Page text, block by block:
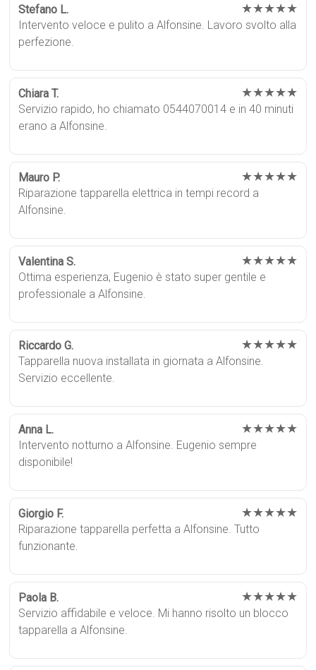
Stefano L. ★★★★★
Intervento veloce e pulito a Alfonsine. Lavoro svolto alla
perfezione.
Chiara T. ★★★★★
Servizio rapido, ho chiamato 0544070014 e in 40 minuti
erano a Alfonsine.
Mauro P. ★★★★★
Riparazione tapparella elettrica in tempi record a
Alfonsine.
Valentina S. ★★★★★
Ottima esperienza, Eugenio è stato super gentile e
professionale a Alfonsine.
Riccardo G. ★★★★★
Tapparella nuova installata in giornata a Alfonsine.
Servizio eccellente.
Anna L. ★★★★★
Intervento notturno a Alfonsine. Eugenio sempre
disponibile!
Giorgio F. ★★★★★
Riparazione tapparella perfetta a Alfonsine. Tutto
funzionante.
Paola B. ★★★★★
Servizio affidabile e veloce. Mi hanno risolto un blocco
tapparella a Alfonsine.